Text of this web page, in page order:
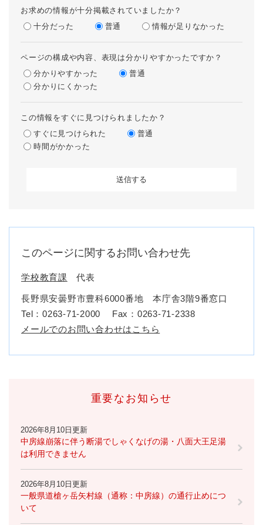
お求めの情報が十分掲載されていましたか？
十分だった
普通 情報が足りなかった
ページの構成や内容、表現は分かりやすかったですか？
分かりやすかった
普通
分かりにくかった
この情報をすぐに見つけられましたか？
すぐに見つけられた
普通
時間がかかった
このページに関するお問い合わせ先
学校教育課 代表
長野県安曇野市豊科6000番地 本庁舎3階9番窓口
Tel：0263-71-2000
Fax：0263-71-2338
メールでのお問い合わせはこちら
重要なお知らせ
2026年8月10日更新
中房線崩落に伴う断湯でしゃくなげの湯・八面大王足湯
は利用できません
2026年8月10日更新
一般県道槍ヶ岳矢村線（通称：中房線）の通行止めにつ
いて